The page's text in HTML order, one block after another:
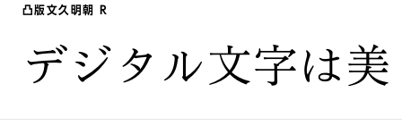
凸版文久明朝 R
デジタル文字は